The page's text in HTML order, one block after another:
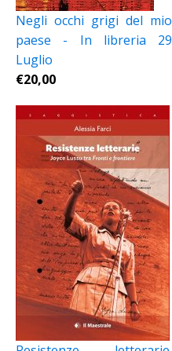
Negli occhi grigi del mio
paese - In libreria 29
Luglio
€20,00